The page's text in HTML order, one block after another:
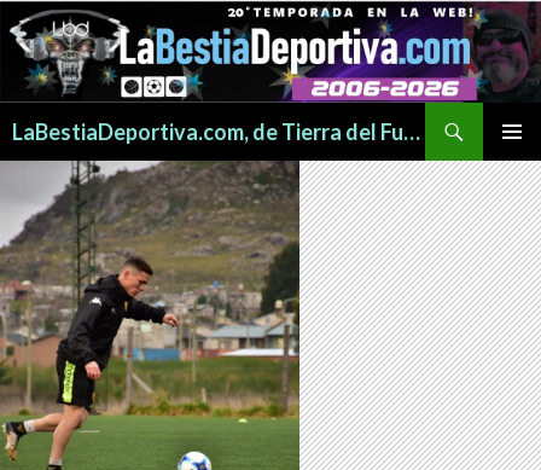
LaBestiaDeportiva.com, de Tierra del Fuego para todo el mundo
MENÚ
CONTENIDO